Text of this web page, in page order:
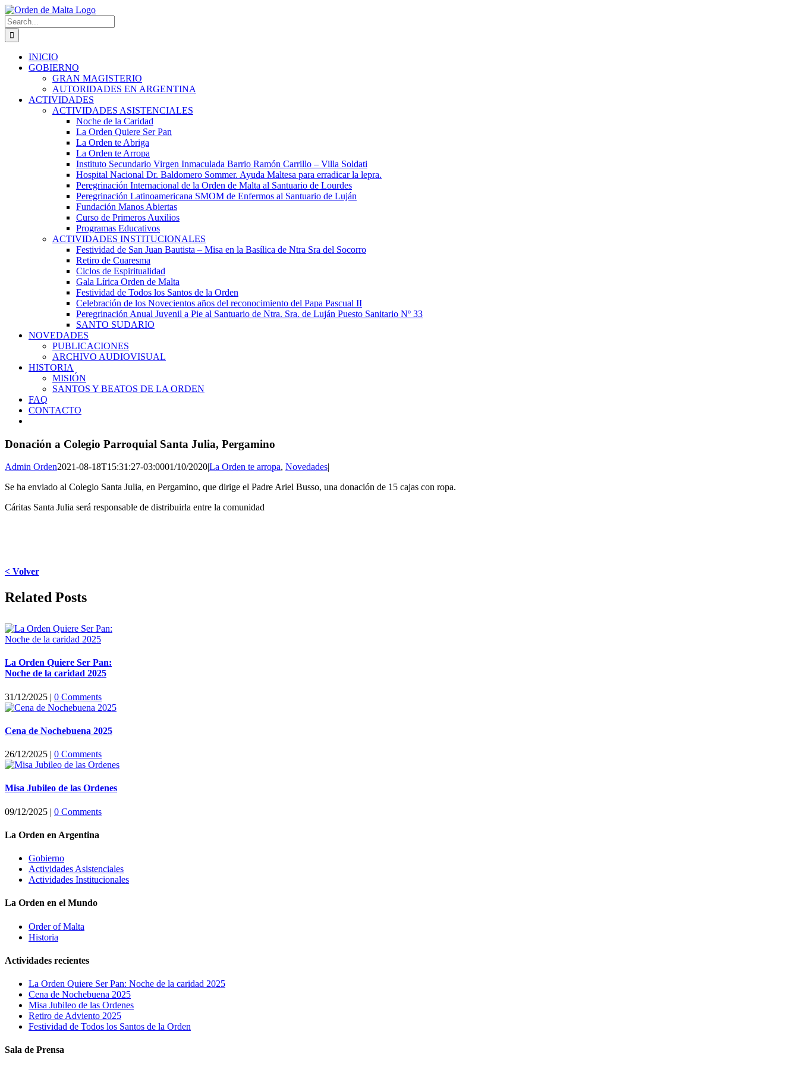
Skip
to
content
Search
for:
INICIO
GOBIERNO
GRAN MAGISTERIO
AUTORIDADES EN ARGENTINA
ACTIVIDADES
ACTIVIDADES ASISTENCIALES
Noche de la Caridad
La Orden Quiere Ser Pan
La Orden te Abriga
La Orden te Arropa
Instituto Secundario Virgen Inmaculada Barrio Ramón Carrillo – Villa Soldati
Hospital Nacional Dr. Baldomero Sommer. Ayuda Maltesa para erradicar la lepra.
Peregrinación Internacional de la Orden de Malta al Santuario de Lourdes
Peregrinación Latinoamericana SMOM de Enfermos al Santuario de Luján
Fundación Manos Abiertas
Curso de Primeros Auxilios
Programas Educativos
ACTIVIDADES INSTITUCIONALES
Festividad de San Juan Bautista – Misa en la Basílica de Ntra Sra del Socorro
Retiro de Cuaresma
Ciclos de Espiritualidad
Gala Lírica Orden de Malta
Festividad de Todos los Santos de la Orden
Celebración de los Novecientos años del reconocimiento del Papa Pascual II
Peregrinación Anual Juvenil a Pie al Santuario de Ntra. Sra. de Luján Puesto Sanitario Nº 33
SANTO SUDARIO
NOVEDADES
PUBLICACIONES
ARCHIVO AUDIOVISUAL
HISTORIA
MISIÓN
SANTOS Y BEATOS DE LA ORDEN
FAQ
CONTACTO
Donación a Colegio Parroquial Santa Julia, Pergamino
Admin Orden2021-08-18T15:31:27-03:0001/10/2020|La Orden te arropa, Novedades|
Se ha enviado al Colegio Santa Julia, en Pergamino, que dirige el Padre Ariel Busso, una donación de 15 cajas con ropa.
Cáritas Santa Julia será responsable de distribuirla entre la comunidad
< Volver
Facebook
X
LinkedIn
WhatsApp
Pinterest
Email
Related Posts
La Orden Quiere Ser Pan:
Noche de la caridad 2025
31/12/2025 | 0 Comments
Cena de Nochebuena 2025
26/12/2025 | 0 Comments
Misa Jubileo de las Ordenes
09/12/2025 | 0 Comments
La Orden en Argentina
Gobierno
Actividades Asistenciales
Actividades Institucionales
La Orden en el Mundo
Order of Malta
Historia
Actividades recientes
La Orden Quiere Ser Pan: Noche de la caridad 2025
Cena de Nochebuena 2025
Misa Jubileo de las Ordenes
Retiro de Adviento 2025
Festividad de Todos los Santos de la Orden
Sala de Prensa